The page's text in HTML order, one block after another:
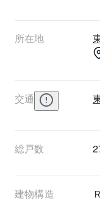
所在地
交通
総戸数
建物構造